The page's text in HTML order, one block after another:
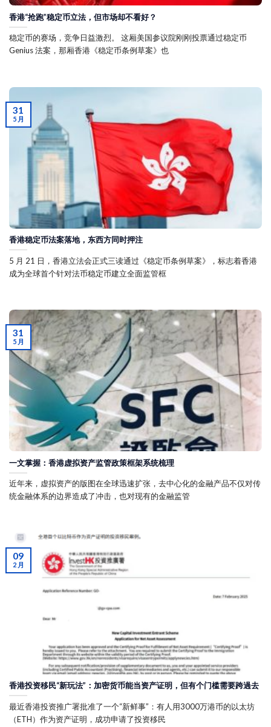
香港“抢跑”稳定币立法，但市场却不看好？
稳定币的赛场，竞争日益激烈。 这厢美国参议院刚刚投票通过稳定币
Genius 法案，那厢香港《稳定币条例草案》也
香港稳定币法案落地，东西方同时押注
5 月 21 日，香港立法会正式三读通过《稳定币条例草案》，标志着香港
成为全球首个针对法币稳定币建立全面监管框
31
5 月
一文掌握：香港虚拟资产监管政策框架系统梳理
近年来，虚拟资产的版图在全球迅速扩张，去中心化的金融产品不仅对传
统金融体系的边界造成了冲击，也对现有的金融监管
31
5 月
香港投资移民“新玩法”：加密货币能当资产证明，但有个门槛需要跨過去
最近香港投资推广署批准了一个“新鲜事”：有人用3000万港币的以太坊
（ETH）作为资产证明，成功申请了投资移民
09
2 月